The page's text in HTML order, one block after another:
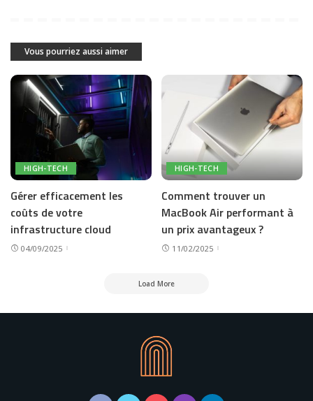
Vous pourriez aussi aimer
HIGH-TECH
Gérer efficacement les
coûts de votre
infrastructure cloud
04/09/2025
HIGH-TECH
Comment trouver un
MacBook Air performant à
un prix avantageux ?
11/02/2025
Load More